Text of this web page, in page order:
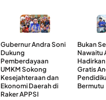
Gubernur Andra Soni
Dukung
Pemberdayaan
UMKM Sokong
Kesejahteraan dan
Ekonomi Daerah di
Raker APPSI
Bukan
Nawaitu
Gratis
Bermutu